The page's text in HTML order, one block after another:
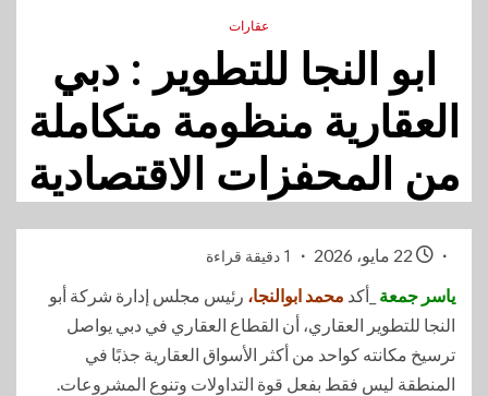
عقارات
ابو النجا للتطوير : دبي
العقارية منظومة متكاملة
من المحفزات الاقتصادية
1 دقيقة قراءة
ياسر جمعة _أكد محمد ابوالنجا، رئيس مجلس إدارة شركة أبو
النجا للتطوير العقاري، أن القطاع العقاري في دبي يواصل
ترسيخ مكانته كواحد من أكثر الأسواق العقارية جذبًا في
المنطقة ليس فقط بفعل قوة التداولات وتنوع المشروعات.